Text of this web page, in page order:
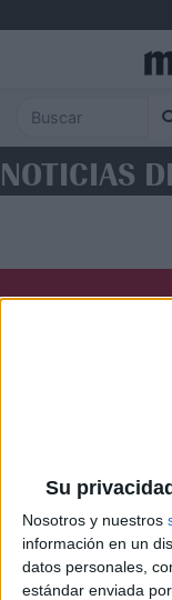
Su
Nosotros y nuestros
información en un
datos personales,
estándar enviada
NOTICIAS
Look
Luz
© Perfil.com
Registro de